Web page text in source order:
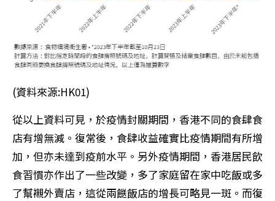
(資料來源:HK01)
從以上資料可見，於疫情封關期間，香港不同的食肆食
店有增無減。復常後，食肆收益確實比疫情期間有所增
加，但亦未達到疫前水平。另外疫情期間，香港居民飲
食習慣亦作出了一些改變，多了家庭留在家中吃飯或多
了幫襯外賣店，這從兩餸飯店的增長可略見一斑。而復